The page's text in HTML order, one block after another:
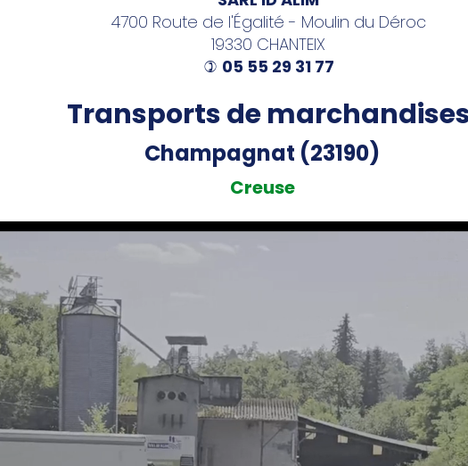
4700 Route de l'Égalité - Moulin du Déroc
19330 CHANTEIX
) 05 55 29 31 77
Transports de
Champagnat (23190)
Creuse